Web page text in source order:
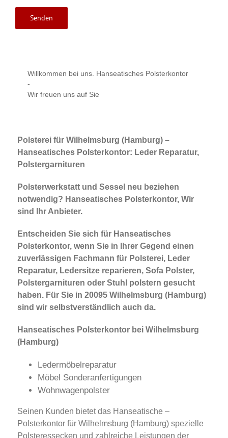
Willkommen bei uns. Hanseatisches Polsterkontor
-
Wir freuen uns auf Sie
Polsterei für Wilhelmsburg (Hamburg) –
Hanseatisches Polsterkontor: Leder Reparatur,
Polstergarnituren
Polsterwerkstatt und Sessel neu beziehen
notwendig? Hanseatisches Polsterkontor, Wir
sind Ihr Anbieter.
Entscheiden Sie sich für Hanseatisches
Polsterkontor, wenn Sie in Ihrer Gegend einen
zuverlässigen Fachmann für Polsterei, Leder
Reparatur, Ledersitze reparieren, Sofa Polster,
Polstergarnituren oder Stuhl polstern gesucht
haben. Für Sie in 20095 Wilhelmsburg (Hamburg)
sind wir selbstverständlich auch da.
Hanseatisches Polsterkontor bei Wilhelmsburg
(Hamburg)
Ledermöbelreparatur
Möbel Sonderanfertigungen
Wohnwagenpolster
Seinen Kunden bietet das Hanseatische –
Polsterkontor für Wilhelmsburg (Hamburg) spezielle
Polsteressecken und zahlreiche Leistungen der